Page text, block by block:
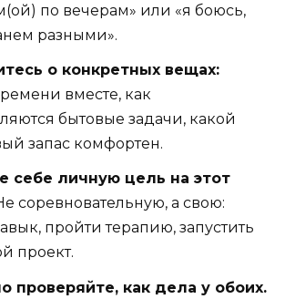
по вечерам» или «я боюсь,
разными».
о конкретных вещах:
вместе, как
бытовые задачи, какой
запас комфортен.
себе личную цель на этот
соревновательную, а свою:
пройти терапию, запустить
проект.
проверяйте, как дела у обоих.